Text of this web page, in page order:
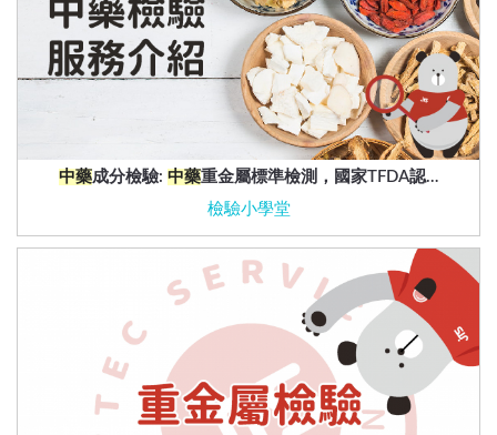
中藥成分檢驗: 中藥重金屬標準檢測，國家TFDA認…
檢驗小學堂